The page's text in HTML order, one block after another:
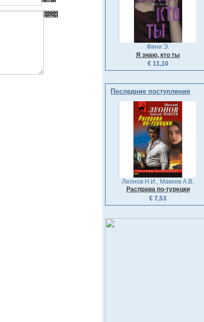
Фини Э.
Я знаю, кто ты
€ 11,10
Последние поступления
Леонов Н.И., Макеев А.В.
Расправа по-турецки
€ 7,53